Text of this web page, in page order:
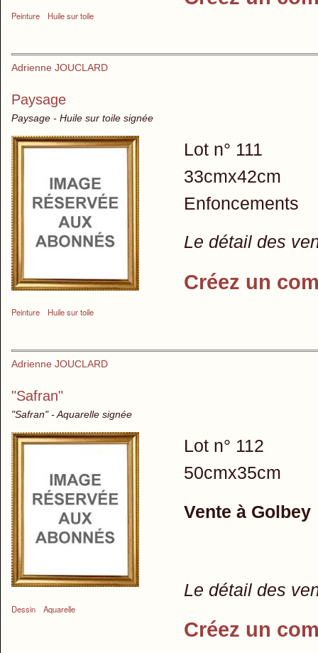
Peinture Huile sur toile
Adrienne JOUCLARD
Paysage
Paysage - Huile sur toile signée
Peinture Huile sur toile
Lot n° 111
33cmx42cm
Enfoncements
Le détail des
Créez un
Adrienne JOUCLARD
"Safran"
"Safran" - Aquarelle signée
Dessin Aquarelle
Lot n° 112
50cmx35cm
Vente à Golbey
Le détail des
Créez un